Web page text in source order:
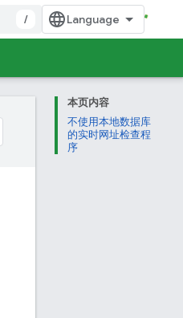
/
本页内容
不使用本地数据库
的实时网址检查程
序